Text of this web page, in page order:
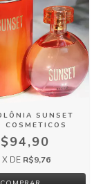
SUNSET
COSMETICOS
X DE R$9,76